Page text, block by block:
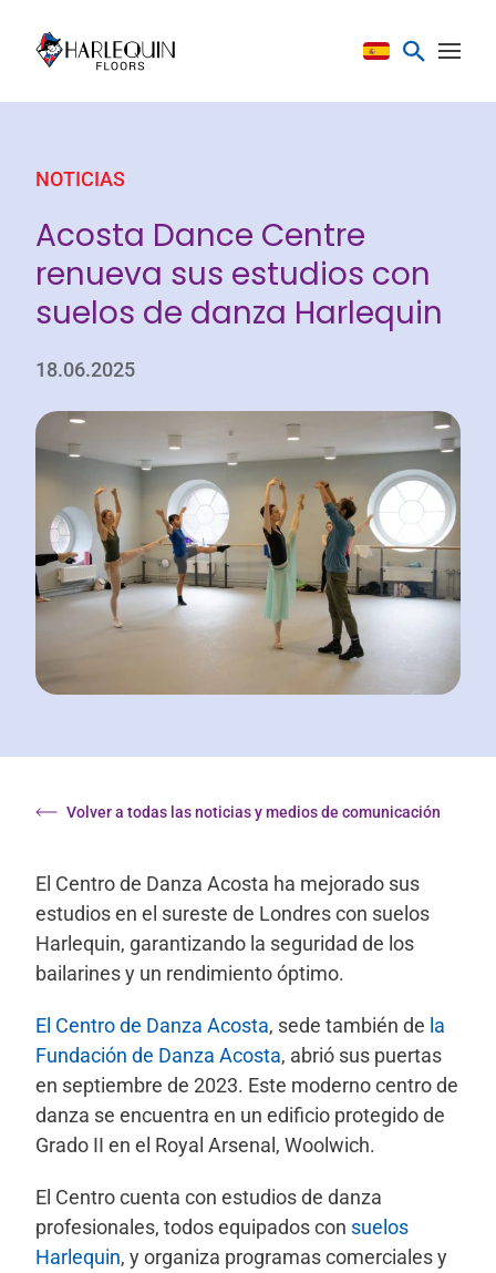
NOTICIAS
Acosta Dance Centre
renueva sus estudios con
suelos de danza Harlequin
18.06.2025
Volver a todas las noticias y medios de comunicación
El Centro de Danza Acosta ha mejorado sus
estudios en el sureste de Londres con suelos
Harlequin, garantizando la seguridad de los
bailarines y un rendimiento óptimo.
El Centro de Danza Acosta, sede también de la
Fundación de Danza Acosta, abrió sus puertas
en septiembre de 2023. Este moderno centro de
danza se encuentra en un edificio protegido de
Grado II en el Royal Arsenal, Woolwich.
El Centro cuenta con estudios de danza
profesionales, todos equipados con suelos
Harlequin, y organiza programas comerciales y